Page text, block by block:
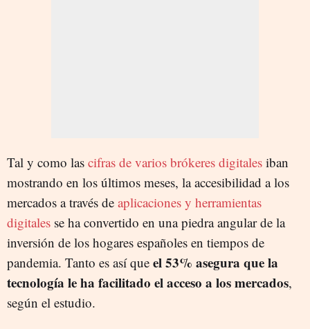
Tal y como las cifras de varios brókeres digitales iban
mostrando en los últimos meses, la accesibilidad a los
mercados a través de aplicaciones y herramientas
digitales se ha convertido en una piedra angular de la
inversión de los hogares españoles en tiempos de
pandemia. Tanto es así que el 53% asegura que la
tecnología le ha facilitado el acceso a los mercados,
según el estudio.